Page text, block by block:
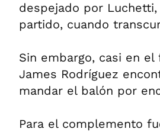
despejado por
partido, cuando
Sin embargo, casi en
James Rodríguez
mandar el balón por
Para el complemento